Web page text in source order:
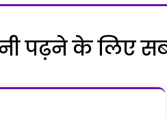
पढ़ने के लिए